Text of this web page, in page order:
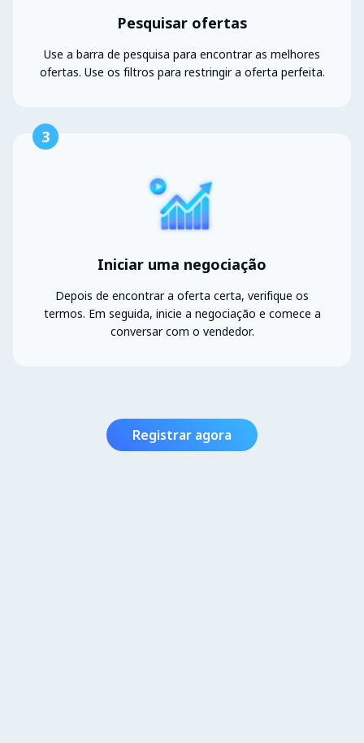
Pesquisar ofertas
Use a barra de pesquisa para encontrar as melhores
ofertas. Use os filtros para restringir a oferta perfeita.
3
Iniciar uma negociação
Depois de encontrar a oferta certa, verifique os
termos. Em seguida, inicie a negociação e comece a
conversar com o vendedor.
Registrar agora